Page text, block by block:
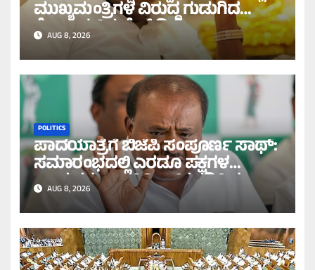
ಮುಖ್ಯಮಂತ್ರಿಗಳ ವಿರುದ್ಧ ಗುಡುಗಿದ
ಕೇಂದ್ರ ಸಚಿವ ಹೆಚ್.ಡಿ.ಕೆ!
AUG 8, 2026
POLITICS
ಪಾದಯಾತ್ರೆಗೆ ಬಿಜೆಪಿ ಸಂಪೂರ್ಣ ಸಾಥ್:
ಸಮಾರಂಭದಲ್ಲಿ ಎರಡೂ ಪಕ್ಷಗಳ
ನಾಯಕರ ಉಪಸ್ಥಿತಿ ಖಚಿತಪಡಿಸಿದ
ಹೆಚ್.ಡಿ.ಕೆ!
AUG 8, 2026